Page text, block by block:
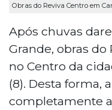
Obras do Reviva Centro em
Após chuvas
Grande, obras do
no Centro da
(8). Desta forma,
completamente a